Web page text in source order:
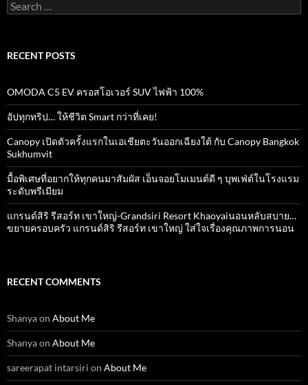
Search
for:
RECENT POSTS
OMODA C5 EV ครอสโอเวอร์ SUV ไฟฟ้า 100%
อัปทุกทริป… ให้ชีวิต Smart กว่าที่เคย!
Canopy เปิดตัวครั้งแรกในเอเชียตะวันออกเฉียงใต้ กับ Canopy Bangkok
Sukhumvit
มื้อพิเศษที่อยากให้ทุกคนมาสัมผัส เอ็นจอยโมเมนต์ดี ๆ บุพเฟ่ต์ในโรงแรม
ระดับพรีเมียม
แกรนด์สิริ​ รีสอร์ท​ เขาใหญ่​-Grandsiri​ Resort​ Khaoyaiนอนหลับสบาย…
ขยายครอบครัว แกรนด์สิริ รีสอร์ท เขาใหญ่ ใส่ใจเรื่องคุณภาพการนอน
RECENT COMMENTS
Shanyaon About Me
Shanyaon About Me
sareerapat intarsiri on About Me